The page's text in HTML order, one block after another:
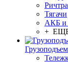
Тягачи
АКБ и
+